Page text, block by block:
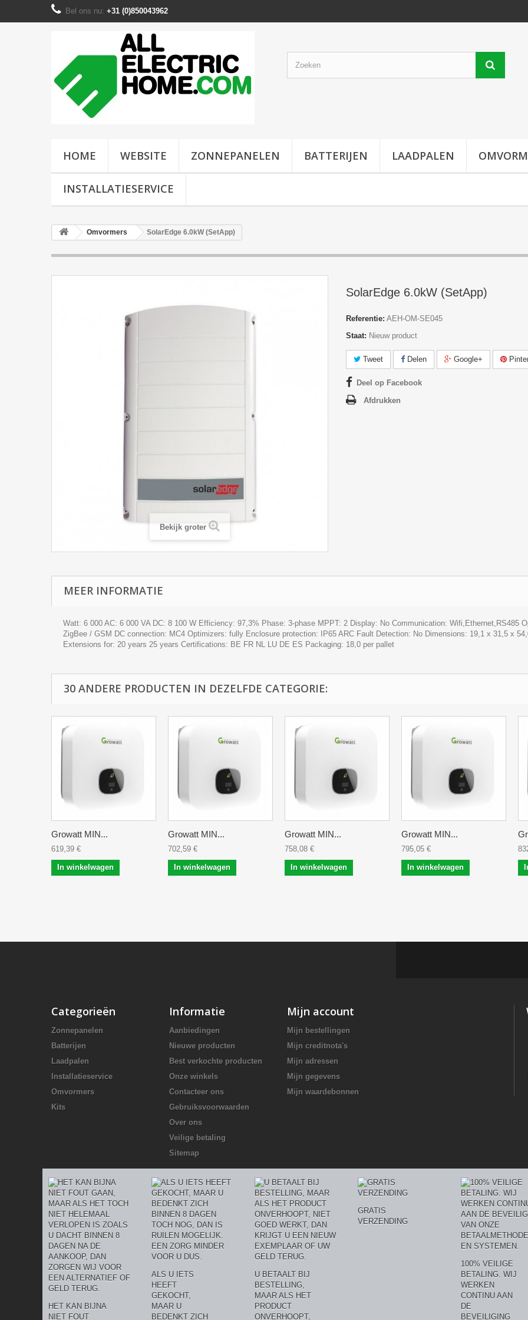
Bel ons nu: +31 (0)850043962
HOME WEBSITE ZONNEPANELEN BATTERIJEN LAADPALEN
INSTALLATIESERVICE
Omvormers SolarEdge 6.0kW (SetApp)
Bekijk groter
SolarEdge 6.0kW (SetApp)
Referentie: AEH-OM-SE045
Staat: Nieuw product
Tweet Delen Google+
Deel op Facebook
Afdrukken
MEER INFORMATIE
Watt: 6 000 AC: 6 000 VA DC: 8 100 W Efficiency: 97,3% Phase: 3-phase MPPT: 2 Display: No Communication: Wifi,Ethernet,RS485
ZigBee / GSM DC connection: MC4 Optimizers: fully Enclosure protection: IP65 ARC Fault Detection: No Dimensions: 19,1 x 31,5 x
Extensions for: 20 years 25 years Certifications: BE FR NL LU DE ES Packaging: 18,0 per pallet
30 ANDERE PRODUCTEN IN DEZELFDE CATEGORIE:
Growatt MIN...
619,39 €
In winkelwagen
Growatt MIN...
702,59 €
In winkelwagen
Growatt MIN...
758,08 €
In winkelwagen
Growatt MIN...
795,05 €
In winkelwagen
Categorieën
Zonnepanelen
Batterijen
Laadpalen
Installatieservice
Omvormers
Kits
Informatie
Aanbiedingen
Nieuwe producten
Best verkochte producten
Onze winkels
Contacteer ons
Gebruiksvoorwaarden
Over ons
Veilige betaling
Sitemap
Mijn account
Mijn bestellingen
Mijn creditnota's
Mijn adressen
Mijn gegevens
Mijn waardebonnen
HET KAN BIJNA
NIET FOUT
ALS U IETS
HEEFT
GEKOCHT,
MAAR U
BEDENKT ZICH
U BETAALT BIJ
BESTELLING,
MAAR ALS HET
PRODUCT
ONVERHOOPT,
GRATIS
VERZENDING
100% VEILIGE
BETALING. WIJ
WERKEN
CONTINU AAN
DE
BEVEILIGING